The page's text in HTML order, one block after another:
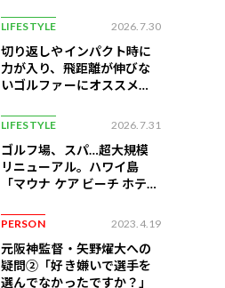
LIFESTYLE 2026.7.30
切り返しやインパクト時に
力が入り、飛距離が伸びな
いゴルファーにオススメの
LIFESTYLE 2026.7.31
ゴルフ場、スパ…超大規模
リニューアル。ハワイ島
「マウナ ケア ビーチ ホテ
PERSON 2023.4.19
元阪神監督・矢野燿大への
疑問②「好き嫌いで選手を
選んでなかったですか？」